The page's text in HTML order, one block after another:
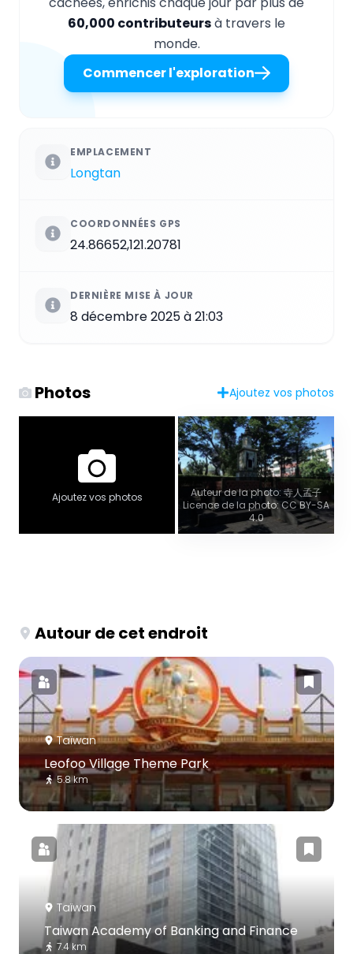
60,000 contributeursà travers le
monde.
Commencer l'exploration
EMPLACEMENT
Longtan
COORDONNÉES GPS
24.86652,121.20781
DERNIÈRE MISE À JOUR
8 décembre 2025 à 21:03
Photos Ajoutez vos photos
Ajoutez vos photos
Auteur de la photo: 寺人孟子
Licence de la photo: CC BY-SA
4.0
Autour de cet endroit
Taïwan
Leofoo Village Theme Park
5.8 km
Taïwan
Taiwan Academy of Banking and Finance
7.4 km